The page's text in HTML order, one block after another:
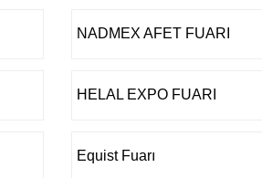
NADMEX AFET FUARI
HELAL EXPO FUARI
Equist Fuarı